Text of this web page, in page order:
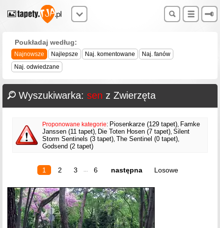
Poukładaj według:
Najnowsze Najlepsze Naj. komentowane
Naj. fanów
Naj. odwiedzane
Wyszukiwarka: sen z Zwierzęta
Proponowane kategorie: Piosenkarze (129 tapet), Famke
Janssen (11 tapet), Die Toten Hosen (7 tapet), Silent
Storm Sentinels (3 tapet), The Sentinel (0 tapet),
Godsend (2 tapet)
1 2 3 6 następna Losowe